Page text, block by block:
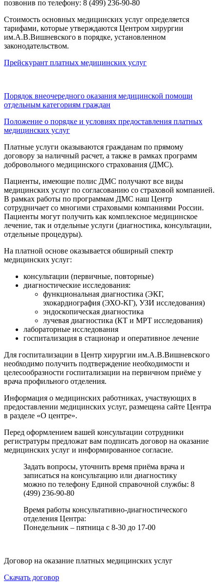
позвонив по телефону: 8 (499) 236-90-80
Стоимость основных медицинских услуг определяется
тарифами, которые утверждаются Центром хирургии
им.А.В.Вишневского в порядке, установленном
законодательством.
Прейскурант платных медицинских услуг
Порядок внеочередного оказания медицинской помощи
отдельным категориям граждан
Положение о порядке и условиях предоставления платных
медицинских услуг
Платные услуги оказываются гражданам по прямому
договору за наличный расчет, а также в рамках программ
добровольного медицинского страхования (ДМС).
Пациенты, имеющие полис ДМС получают все виды
медицинских услуг по согласованию со страховой компанией.
В рамках работы по программам ДМС наш Центр
сотрудничает со многими страховыми компаниями России.
Пациенты могут получить как комплексное медицинское
лечение, так и отдельные услуги (диагностика, консультации,
отдельные процедуры).
На платной основе оказывается обширный спектр
медицинских услуг:
консультации (первичные, повторные)
диагностические исследования:
функциональная диагностика (ЭКГ,
эхокардиография (ЭХО-КГ), УЗИ исследования)
эндоскопическая диагностика
лучевая диагностика (КТ и МРТ исследования)
лабораторные исследования
госпитализация в стационар и оперативное лечение
Для госпитализации в Центр хирургии им.А.В.Вишневского
необходимо получить подтверждение необходимости и
целесообразности госпитализации на первичном приёме у
врача профильного отделения.
Информация о медицинских работниках, участвующих в
предоставлении медицинских услуг, размещена сайте Центра
в разделе «О центре».
Перед оформлением вашей консультации сотрудники
регистратуры предложат вам подписать договор на оказание
медицинских услуг и информированное согласие.
Задать вопросы, уточнить время приёма врача и
записаться на консультацию или диагностику
можно по телефону Единой справочной службы: 8
(499) 236-90-80
Время работы консультативно-диагностического
отделения Центра:
Понедельник – пятница с 8-30 до 17-00
Договор на оказание платных медицинских услуг
Скачать договор